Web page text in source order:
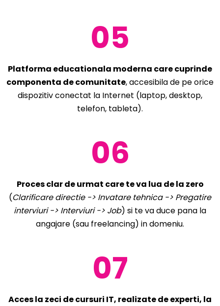
05
Platforma educationala moderna care cuprinde
componenta de comunitate, accesibila de pe orice
dispozitiv conectat la Internet (laptop, desktop,
telefon, tableta).
06
Proces clar de urmat care te va lua de la zero
(Clarificare directie -> Invatare tehnica -> Pregatire
interviuri -> Interviuri -> Job) si te va duce pana la
angajare (sau freelancing) in domeniu.
07
Acces la zeci de cursuri IT, realizate de experti, la